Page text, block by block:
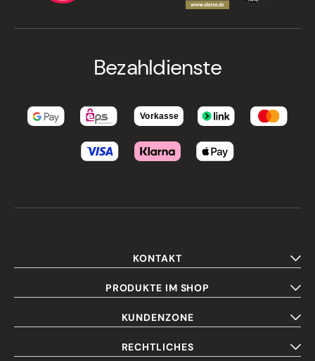
Bezahldienste
KONTAKT
PRODUKTE IM SHOP
KUNDENZONE
RECHTLICHES